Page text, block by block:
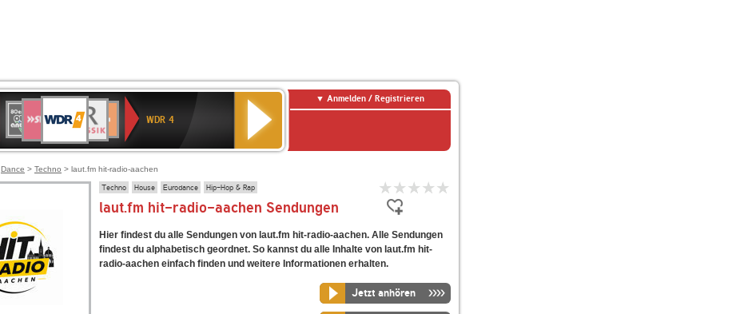
Deutschlandfunk
80er
90er
OLDIE
ANTENNE
4
KLASSIK
Deutschlandfunk
Kultur
Kultur
2
WDR 4
Anmelden / Registrieren
Dance > Techno > laut.fm hit-radio-aachen
Techno House Eurodance Hip-Hop & Rap
laut.fm hit-radio-aachen Sendungen
Hier findest du alle Sendungen von laut.fm hit-radio-aachen. Alle Sendungen
findest du alphabetisch geordnet. So kannst du alle Inhalte von laut.fm hit-
radio-aachen einfach finden und weitere Informationen erhalten.
Jetzt anhören